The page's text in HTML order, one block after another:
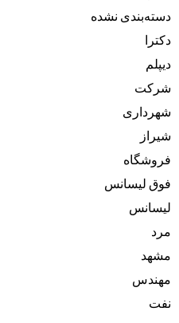
دسته‌بندی نشده
دکترا
دیپلم
شرکت
شهرداری
شیراز
فروشگاه
فوق لیسانس
لیسانس
مرد
مشهد
مهندس
نفت